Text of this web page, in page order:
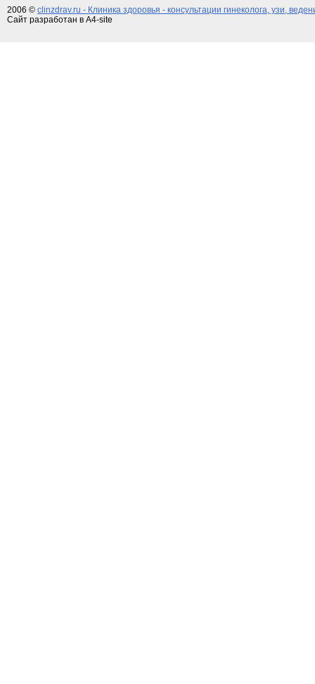
2006 © clinzdrav.ru - Клиника здоровья - консультации гинеколога, узи,
Сайт разработан в A4-site